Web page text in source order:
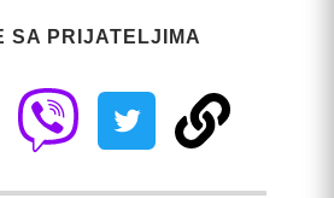
SA PRIJATELJIMA